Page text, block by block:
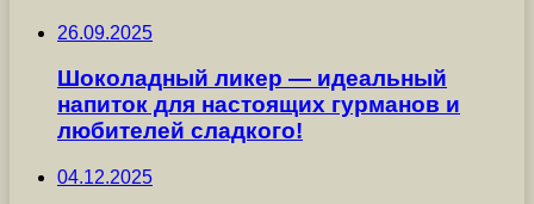
26.09.2025
Шоколадный ликер — идеальный
напиток для настоящих гурманов и
любителей сладкого!
04.12.2025